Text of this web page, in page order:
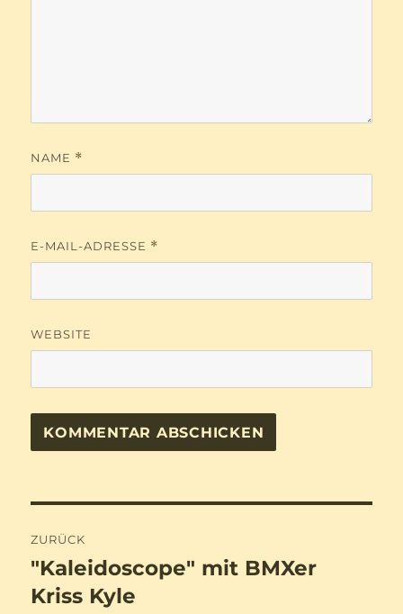
NAME *
E-MAIL-ADRESSE *
WEBSITE
ZURÜCK
Vorheriger
Beitrag:
"Kaleidoscope" mit BMXer
Kriss Kyle